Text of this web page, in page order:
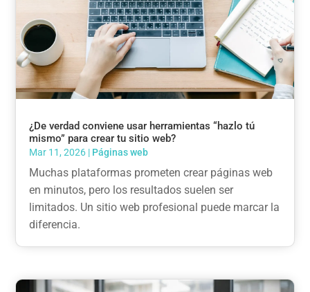
¿De verdad conviene usar herramientas “hazlo tú
mismo” para crear tu sitio web?
Mar 11, 2026 | Páginas web
Muchas plataformas prometen crear páginas web
en minutos, pero los resultados suelen ser
limitados. Un sitio web profesional puede marcar la
diferencia.